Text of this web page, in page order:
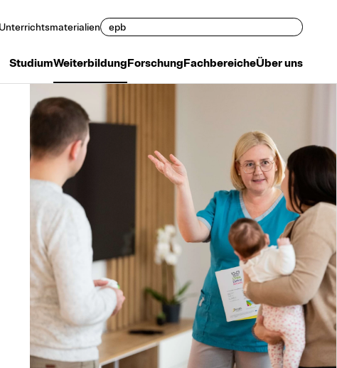
StudiumWeiterbildungForschungFachbereicheÜber uns
Suchen